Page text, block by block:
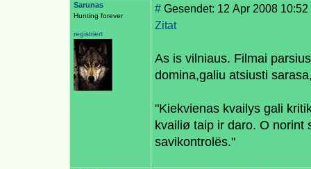
Sarunas
Hunting forever
registriert
# Gesendet: 12 Apr 2008 10:52
Zitat
As is vilniaus. Filmai
domina,galiu atsiusti
"Kiekvienas kvailys gali
kvailiø taip ir daro. O norint
savikontrolës."